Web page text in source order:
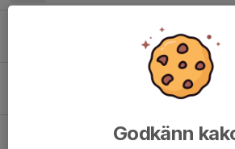
0
Ingen träning 8/5
Uppdaterad träningstid 1/5
Godkänn